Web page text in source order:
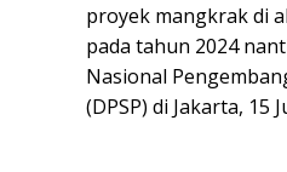
proyek mangkrak di
pada tahun 2024
Nasional
(DPSP) di Jakarta, 15